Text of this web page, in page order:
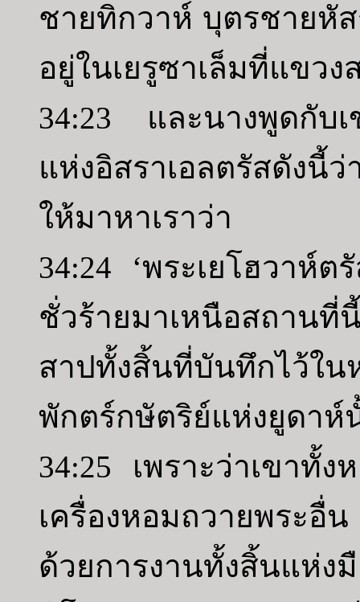
ชายทิกวาห์ บุตรชายหั
อยู่ในเยรูซาเล็มที่แขว
34:23 และนางพูดกับเ
แห่งอิสราเอลตรัสดังนี้
ให้มาหาเราว่า
34:24 ‘พระเยโฮวาห์
ชั่วร้ายมาเหนือสถาน
สาปทั้งสิ้นที่บันทึกไว้ใน
พักตร์กษัตริย์แห่งยูดาห์
34:25 เพราะว่าเขาทั้ง
เครื่องหอมถวายพระอื่น
ด้วยการงานทั้งสิ้นแห่ง